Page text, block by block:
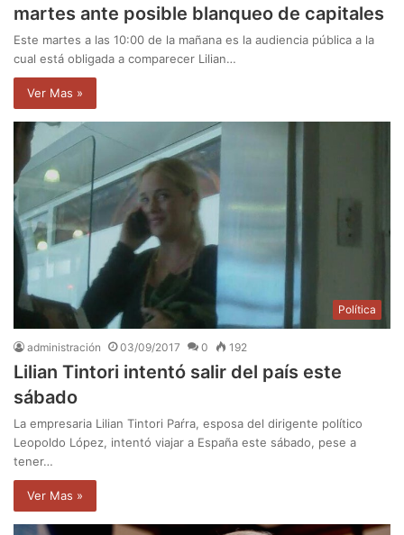
martes ante posible blanqueo de capitales
Este martes a las 10:00 de la mañana es la audiencia pública a la
cual está obligada a comparecer Lilian…
Ver Mas »
Política
administración 03/09/2017 0 192
Lilian Tintori intentó salir del país este
sábado
La empresaria Lilian Tintori Paŕra, esposa del dirigente político
Leopoldo López, intentó viajar a España este sábado, pese a
tener…
Ver Mas »